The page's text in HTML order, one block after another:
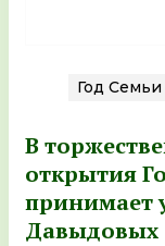
Год Семьи
В
открытия
принимает
Давыдовых